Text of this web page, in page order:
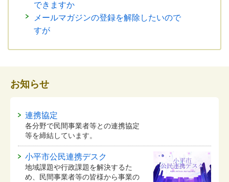
できますか
メールマガジンの登録を解除したいので
すが
お知らせ
連携協定
各分野で民間事業者等との連携協定
等を締結しています。
小平市公民連携デスク
地域課題や行政課題を解決するた
め、民間事業者等の皆様から事業の